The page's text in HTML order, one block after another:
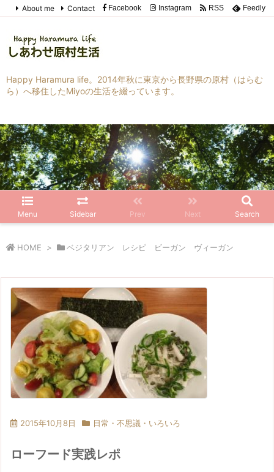
Happy Haramura life。2014年秋に東京から長野県の原村（はらむ
ら）へ移住したMiyoの生活を綴っています。
Menu Sidebar Prev Next Search
About me Contact Facebook Instagram RSS Feedly
HOME > ベジタリアン レシピ ビーガン ヴィーガン
2015年10月8日 日常・不思議・いろいろ
ローフード実践レポ